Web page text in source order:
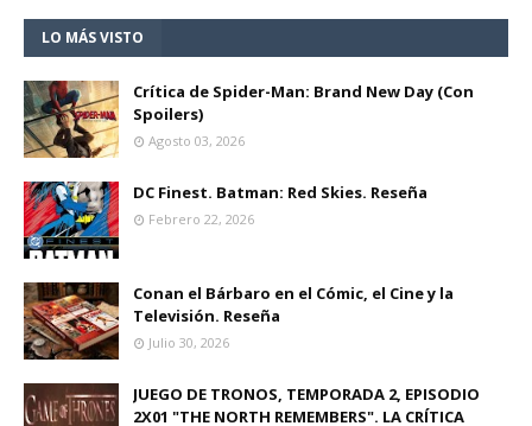
LO MÁS VISTO
Crítica de Spider-Man: Brand New Day (Con
Spoilers)
Agosto 03, 2026
DC Finest. Batman: Red Skies. Reseña
Febrero 22, 2026
Conan el Bárbaro en el Cómic, el Cine y la
Televisión. Reseña
Julio 30, 2026
JUEGO DE TRONOS, TEMPORADA 2, EPISODIO
2X01 "THE NORTH REMEMBERS". LA CRÍTICA